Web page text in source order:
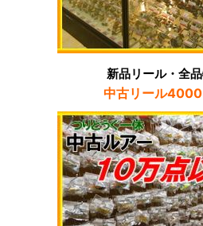
新品リール・全
中古リール4000